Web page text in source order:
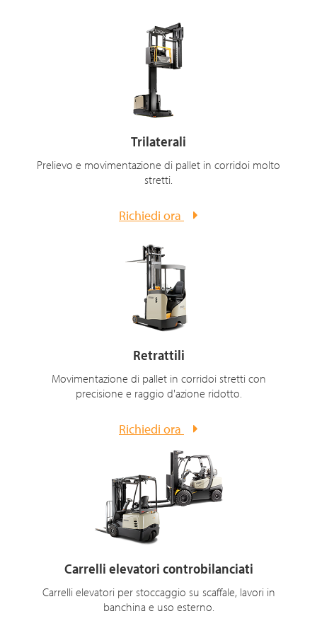
Trilaterali
Prelievo e movimentazione di pallet in corridoi molto
stretti.
Richiedi ora
Retrattili
Movimentazione di pallet in corridoi stretti con
precisione e raggio d'azione ridotto.
Richiedi ora
Carrelli elevatori controbilanciati
Carrelli elevatori per stoccaggio su scaffale, lavori in
banchina e uso esterno.